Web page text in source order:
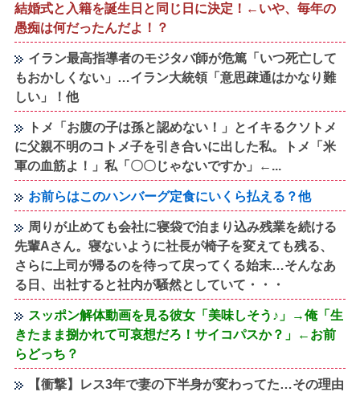
結婚式と入籍を誕生日と同じ日に決定！←いや、毎年の
愚痴は何だったんだよ！？
イラン最高指導者のモジタバ師が危篤「いつ死亡して
もおかしくない」…イラン大統領「意思疎通はかなり難
しい」！他
トメ「お腹の子は孫と認めない！」とイキるクソトメ
に父親不明のコトメ子を引き合いに出した私。トメ「米
軍の血筋よ！」私「〇〇じゃないですか」←...
お前らはこのハンバーグ定食にいくら払える？他
周りが止めても会社に寝袋で泊まり込み残業を続ける
先輩Aさん。寝ないように社長が椅子を変えても残る、
さらに上司が帰るのを待って戻ってくる始末…そんなあ
る日、出社すると社内が騒然としていて・・・
スッポン解体動画を見る彼女「美味しそう♪」→俺「生
きたまま捌かれて可哀想だろ！サイコパスか？」←お前
らどっち？
【衝撃】レス3年で妻の下半身が変わってた…その理由